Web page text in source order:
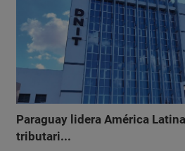
Paraguay lidera América
tributari...